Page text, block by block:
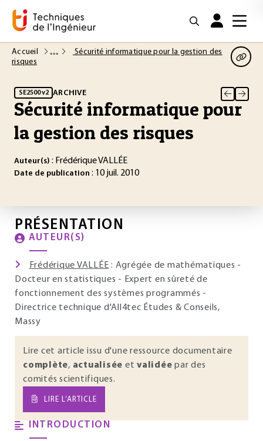
Accueil
Sécurité informatique pour la gestion des
risques
SE2500 v2 ARCHIVE
Sécurité informatique pour
la gestion des risques
Auteur(s) : Frédérique VALLÉE
Date de publication : 10 juil. 2010
PRÉSENTATION
AUTEUR(S)
Frédérique VALLÉE : Agrégée de mathématiques -
Docteur en statistiques - Expert en sûreté de
fonctionnement des systèmes programmés -
Directrice technique d'All4tec Études & Conseils,
Massy
Lire cet article issu d'une ressource documentaire
complète, actualisée et validée par des
comités scientifiques.
LIRE L’ARTICLE
INTRODUCTION